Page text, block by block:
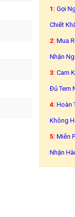
1:Gọi
Chiết
2:Mua
Nhận
3: Cam
Đủ Tem
4:Hoàn
Không
5: Miễn
Nhận